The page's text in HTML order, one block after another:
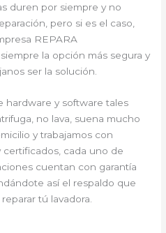
duren por siempre y no
pero si es el caso,
REPARA
la opción más segura y
ser la solución.
hardware y software tales
no lava, suena mucho
y trabajamos con
certificados, cada uno de
cuentan con garantía
así el respaldo que
tú lavadora.